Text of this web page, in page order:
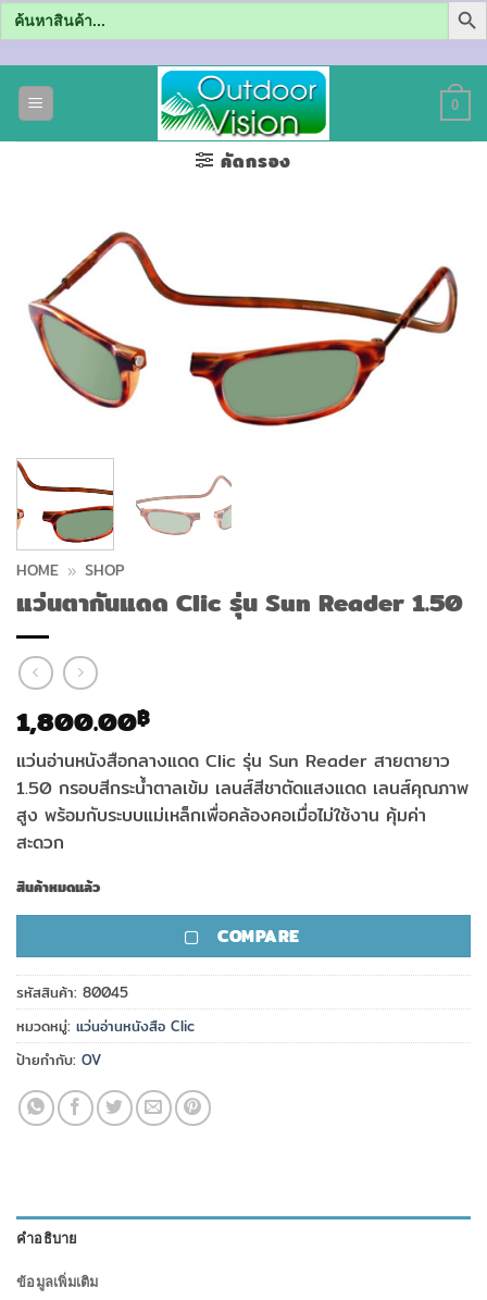
Search
for:
0
คัดกรอง
HOME » SHOP
แว่นตากันแดด Clic รุ่น Sun Reader 1.50
1,800.00฿
แว่นอ่านหนังสือกลางแดด Clic รุ่น Sun Reader สายตายาว
1.50 กรอบสีกระน้ำตาลเข้ม เลนส์สีชาตัดแสงแดด เลนส์คุณภาพ
สูง พร้อมกับระบบแม่เหล็กเพื่อคล้องคอเมื่อไม่ใช้งาน คุ้มค่า
สะดวก
สินค้าหมดแล้ว
COMPARE
รหัสสินค้า: 80045
หมวดหมู่: แว่นอ่านหนังสือ Clic
ป้ายกำกับ: OV
คำอธิบาย
ข้อมูลเพิ่มเติม